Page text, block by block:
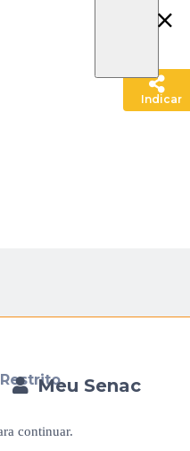
Meu Senac
continuar.
Indicar